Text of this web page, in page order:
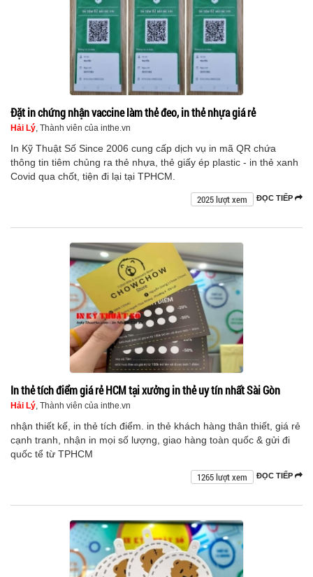
Đặt in chứng nhận vaccine làm thẻ đeo, in thẻ nhựa giá rẻ
Hải Lý, Thành viên của inthe.vn
In Kỹ Thuật Số Since 2006 cung cấp dịch vụ in mã QR chứa
thông tin tiêm chủng ra thẻ nhựa, thẻ giấy ép plastic - in thẻ xanh
Covid qua chốt, tiện đi lại tại TPHCM.
ĐỌC TIẾP
2025 lượt xem
In thẻ tích điểm giá rẻ HCM tại xưởng in thẻ uy tín nhất Sài Gòn
Hải Lý, Thành viên của inthe.vn
nhận thiết kế, in thẻ tích điểm. in thẻ khách hàng thân thiết, giá rẻ
cạnh tranh, nhận in mọi số lượng, giao hàng toàn quốc & gửi đi
quốc tể từ TPHCM
ĐỌC TIẾP
1265 lượt xem